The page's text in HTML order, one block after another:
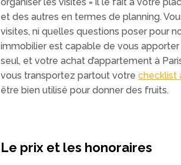
et des autres en termes de planning.
visites, ni quelles questions poser pour
immobilier est capable de vous apporter
seul, et votre achat d’appartement à
vous transportez partout votre checklist
être bien utilisé pour donner des fruits.
Le prix et les honoraires